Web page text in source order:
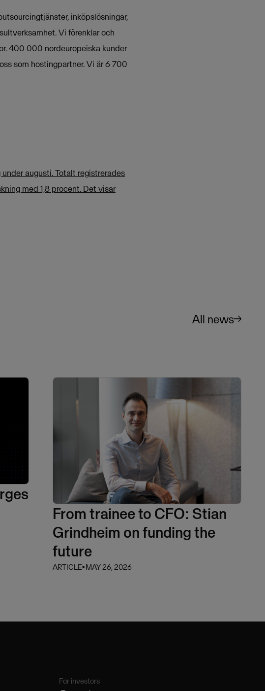
inköpslösningar,
Vi förenklar och
400 000 nordeuropeiska kunder
som hostingpartner. Vi är 6 700
augusti. Totalt registrerades
med 1,8 procent. Det visar
All news
From trainee to CFO: Stian
Grindheim on funding the
future
ARTICLE⏵MAY 26, 2026
For investors